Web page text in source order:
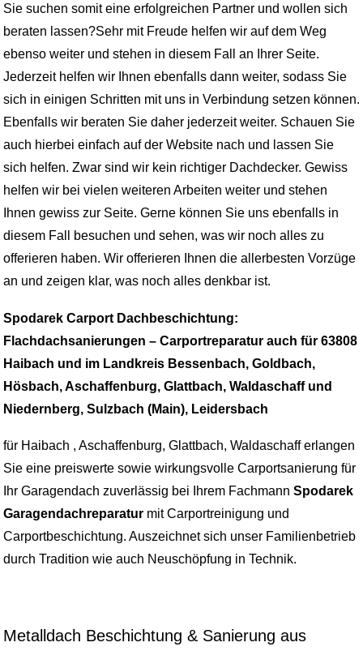
Sie suchen somit eine erfolgreichen Partner und wollen sich
beraten lassen?Sehr mit Freude helfen wir auf dem Weg
ebenso weiter und stehen in diesem Fall an Ihrer Seite.
Jederzeit helfen wir Ihnen ebenfalls dann weiter, sodass Sie
sich in einigen Schritten mit uns in Verbindung setzen können.
Ebenfalls wir beraten Sie daher jederzeit weiter. Schauen Sie
auch hierbei einfach auf der Website nach und lassen Sie
sich helfen. Zwar sind wir kein richtiger Dachdecker. Gewiss
helfen wir bei vielen weiteren Arbeiten weiter und stehen
Ihnen gewiss zur Seite. Gerne können Sie uns ebenfalls in
diesem Fall besuchen und sehen, was wir noch alles zu
offerieren haben. Wir offerieren Ihnen die allerbesten Vorzüge
an und zeigen klar, was noch alles denkbar ist.
Spodarek Carport Dachbeschichtung:
Flachdachsanierungen – Carportreparatur auch für 63808
Haibach und im Landkreis Bessenbach, Goldbach,
Hösbach, Aschaffenburg, Glattbach, Waldaschaff und
Niedernberg, Sulzbach (Main), Leidersbach
für Haibach , Aschaffenburg, Glattbach, Waldaschaff erlangen
Sie eine preiswerte sowie wirkungsvolle Carportsanierung für
Ihr Garagendach zuverlässig bei Ihrem Fachmann Spodarek
Garagendachreparatur mit Carportreinigung und
Carportbeschichtung. Auszeichnet sich unser Familienbetrieb
durch Tradition wie auch Neuschöpfung in Technik.
Metalldach Beschichtung & Sanierung aus